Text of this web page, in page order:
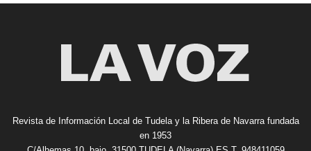
Revista de Información Local de Tudela y la Ribera de Navarra fundada
en 1953